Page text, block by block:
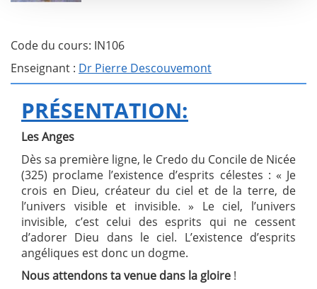
Code du cours: IN106
Enseignant : Dr Pierre Descouvemont
PRÉSENTATION:
Les Anges
Dès sa première ligne, le Credo du Concile de Nicée
(325) proclame l’existence d’esprits célestes : « Je
crois en Dieu, créateur du ciel et de la terre, de
l’univers visible et invisible. » Le ciel, l’univers
invisible, c’est celui des esprits qui ne cessent
d’adorer Dieu dans le ciel. L’existence d’esprits
angéliques est donc un dogme.
Nous attendons ta venue dans la gloire !